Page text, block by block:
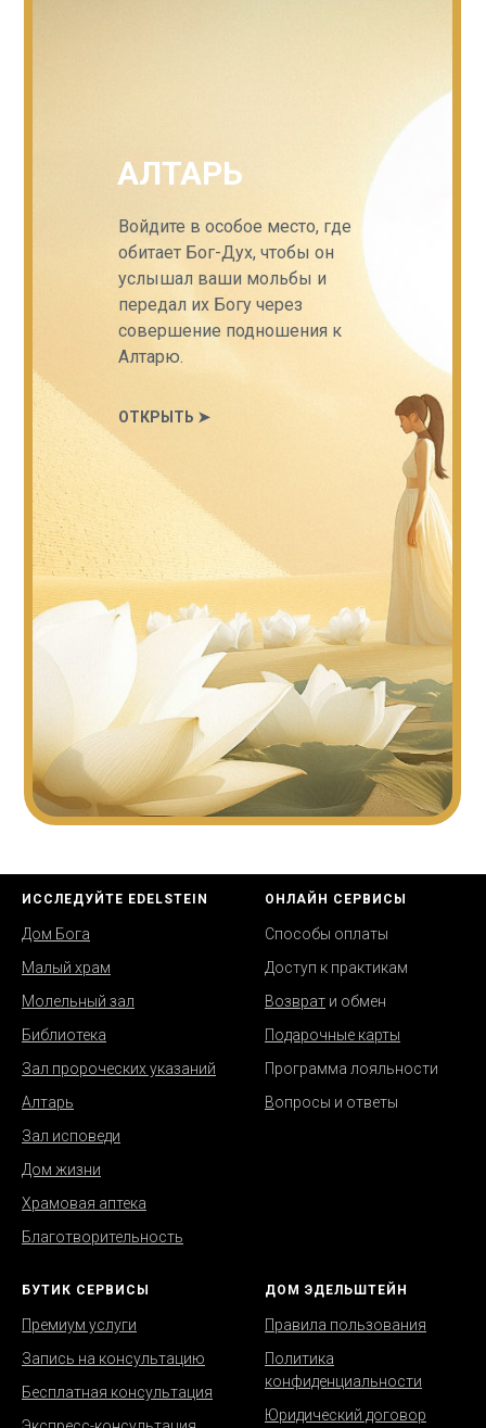
АЛТАРЬ
ОТКРЫТЬ ➤
Войдите в особое место, где
обитает Бог-Дух, чтобы он
услышал ваши мольбы и
передал их Богу через
совершение подношения к
Алтарю.
ИССЛЕДУЙТЕ EDELSTEIN
Дом Бога
Малый храм
Молельный зал
Библиотека
Зал пророческих указаний
Алтарь
Зал исповеди
Дом жизни
Храмовая аптека
Благотворительность
ОНЛАЙН СЕРВИСЫ
Способы оплаты
Доступ к практикам
Возврат и обмен
Подарочные карты
Программа лояльности
Вопросы и ответы
БУТИК СЕРВИСЫ
Премиум услуги
Запись на консультацию
Бесплатная консультация
ДОМ ЭДЕЛЬШТЕЙН
Правила пользования
Политика
конфиденциальности
Юридический договор